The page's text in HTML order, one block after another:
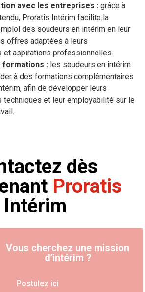
avec les entreprises : grâce à
Proratis Intérim facilite la
des soudeurs en intérim en leur
offres adaptées à leurs
et aspirations professionnelles.
formations : les soudeurs en intérim
à des formations complémentaires
afin de développer leurs
techniques et leur employabilité sur le
dès
Proratis
Intérim
Vous cherchez une mission
d’intérim ?
Postulez ici